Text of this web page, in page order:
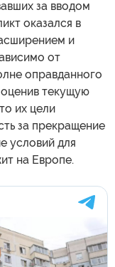
за вводом
оказался в
и
от
оправданного
текущую
их цели
за прекращение
условий для
на Европе.